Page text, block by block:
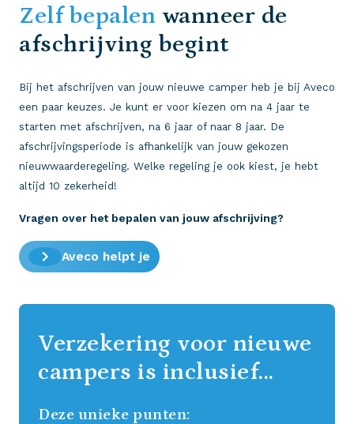
Zelf bepalen wanneer de
afschrijving begint
Bij het afschrijven van jouw nieuwe camper heb je bij Aveco
een paar keuzes. Je kunt er voor kiezen om na 4 jaar te
starten met afschrijven, na 6 jaar of naar 8 jaar. De
afschrijvingsperiode is afhankelijk van jouw gekozen
nieuwwaarderegeling. Welke regeling je ook kiest, je hebt
altijd 10 zekerheid!
Vragen over het bepalen van jouw afschrijving?
Aveco helpt je
Verzekering voor nieuwe
campers is inclusief...
Deze unieke punten: